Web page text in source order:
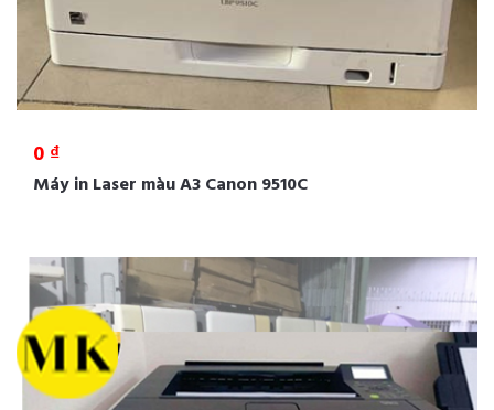
0 ₫
Máy in Laser màu A3 Canon 9510C